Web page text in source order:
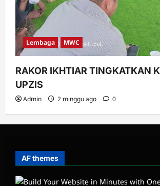
Lembaga MWC
RAKOR IKHTIAR TINGKATKAN
UPZIS
Admin 2 minggu ago 0
AF themes